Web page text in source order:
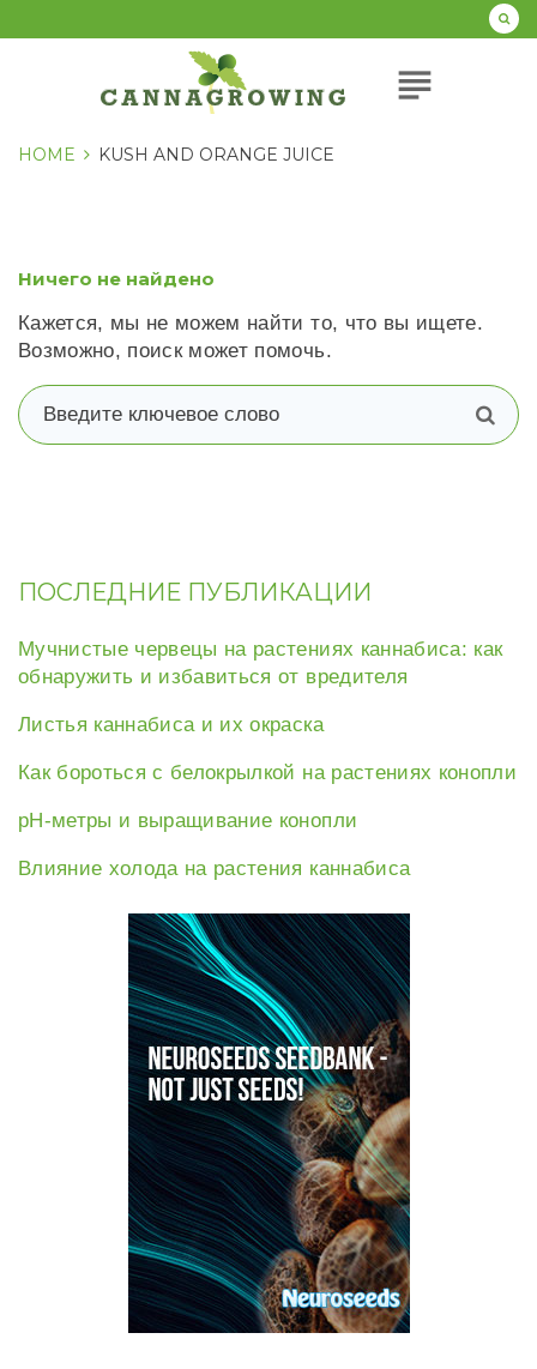
к
subject
HOME KUSH AND ORANGE JUICE
Ничего не найдено
Кажется, мы не можем найти то, что вы ищете.
Возможно, поиск может помочь.
ПОСЛЕДНИЕ ПУБЛИКАЦИИ
Мучнистые червецы на растениях каннабиса: как
обнаружить и избавиться от вредителя
Листья каннабиса и их окраска
Как бороться с белокрылкой на растениях конопли
рН-метры и выращивание конопли
Влияние холода на растения каннабиса